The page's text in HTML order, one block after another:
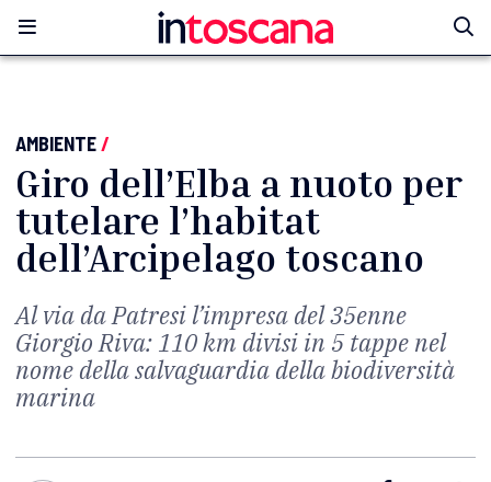
AMBIENTE/
Giro dell’Elba a nuoto per
tutelare l’habitat
dell’Arcipelago toscano
Al via da Patresi l’impresa del 35enne
Giorgio Riva: 110 km divisi in 5 tappe nel
nome della salvaguardia della biodiversità
marina